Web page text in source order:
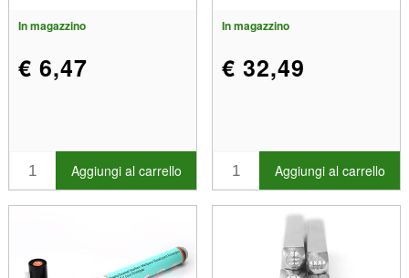
In magazzino
€ 6,47
Aggiungi al carrello
In magazzino
€ 32,49
Aggiungi al carrello